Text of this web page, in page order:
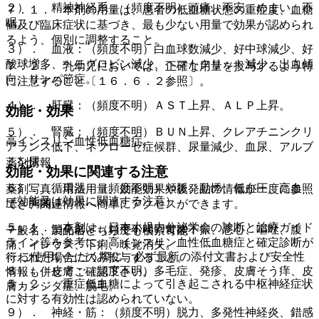
２）． 精神神経系：（頻度不明）頭痛、不安、めまい、不
眠。
３）． 血液：（頻度不明）白血球数減少、好中球減少、好
酸球増多、ヘモグロビン減少、ヘマトクリット減少、出血傾
向、リンパ節症。
４）． 肝臓：（頻度不明）ＡＳＴ上昇、ＡＬＰ上昇。
５）． 腎臓：（頻度不明）ＢＵＮ上昇、クレアチニンクリ
アランス低下、ネフローゼ症候群、尿量減少、血尿、アルブ
ミン尿。
６）． 循環器：（頻度不明）頻脈、動悸、低血圧、高血
圧、胸痛。
７）． 消化器：（頻度不明）食欲不振、悪心、嘔吐、腹
痛、イレウス、下痢、味覚消失。
８）． 皮膚：（頻度不明）多毛症、発疹、皮膚そう痒、皮
膚カンジダ症、脱毛。
９）． 神経・筋：（頻度不明）脱力、多発性神経炎、錯感
７．１． 本剤の用量は、患者の低血糖状態の重症度、血糖
値及び臨床症状に基づき、最も少ない用量で効果が認められ
るよう、個別に調整すること。
７．２． 乳幼児においては、正確な用量を投与するよう特
に注意すること〔１６．６．２参照〕。
効能・効果
高インスリン血性低血糖症。
効能・効果に関連する注意
（効能又は効果に関連する注意）
５．１． 本剤は、日本小児内分泌学会の診断と治療ガイド
ライン等を参考に、高インスリン血性低血糖症と確定診断が
行われた場合にのみ投与すること。
５．２． 重症低血糖によって引き起こされる中枢神経症状
に対する有効性は認められていない。
薬剤情報
薬剤写真、用法用量、効能効果や後発品の情報が一度に参照
でき、関連情報へ簡単にアクセスができます。
一般名、製品名どちらでも検索可能！
※ ご使用いただく際に、必ず最新の添付文書および安全性
情報も併せてご確認下さい。